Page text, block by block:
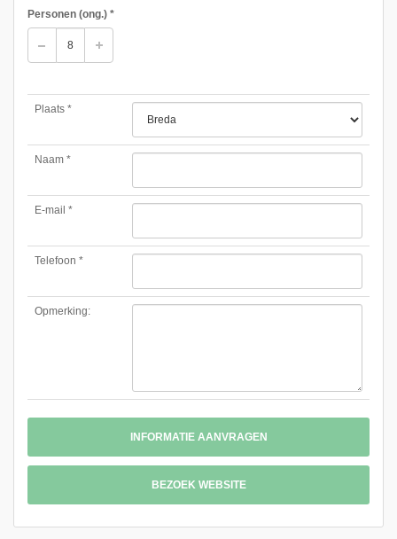
Personen (ong.) *
Plaats *
Naam *
E-mail *
Telefoon *
Opmerking:
INFORMATIE AANVRAGEN
BEZOEK WEBSITE